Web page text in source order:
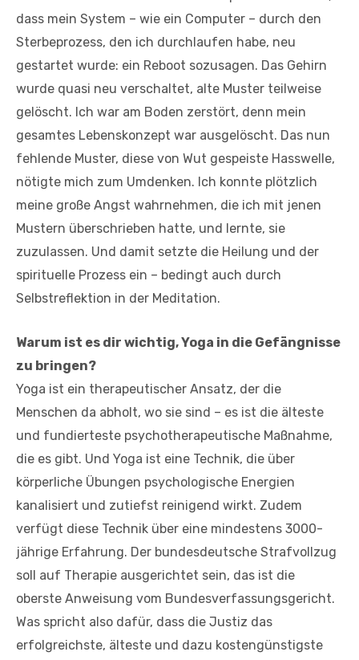
dass mein System – wie ein Computer – durch den
Sterbeprozess, den ich durchlaufen habe, neu
gestartet wurde: ein Reboot sozusagen. Das Gehirn
wurde quasi neu verschaltet, alte Muster teilweise
gelöscht. Ich war am Boden zerstört, denn mein
gesamtes Lebenskonzept war ausgelöscht. Das nun
fehlende Muster, diese von Wut gespeiste Hasswelle,
nötigte mich zum Umdenken. Ich konnte plötzlich
meine große Angst wahrnehmen, die ich mit jenen
Mustern überschrieben hatte, und lernte, sie
zuzulassen. Und damit setzte die Heilung und der
spirituelle Prozess ein – bedingt auch durch
Selbstreflektion in der Meditation.
Warum ist es dir wichtig, Yoga in die Gefängnisse
zu bringen?
Yoga ist ein therapeutischer Ansatz, der die
Menschen da abholt, wo sie sind – es ist die älteste
und fundierteste psychotherapeutische Maßnahme,
die es gibt. Und Yoga ist eine Technik, die über
körperliche Übungen psychologische Energien
kanalisiert und zutiefst reinigend wirkt. Zudem
verfügt diese Technik über eine mindestens 3000-
jährige Erfahrung. Der bundesdeutsche Strafvollzug
soll auf Therapie ausgerichtet sein, das ist die
oberste Anweisung vom Bundesverfassungsgericht.
Was spricht also dafür, dass die Justiz das
erfolgreichste, älteste und dazu kostengünstigste